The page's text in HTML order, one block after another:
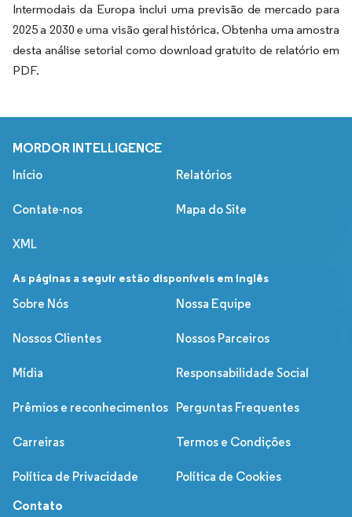
Intermodais da Europa inclui uma previsão de mercado para
2025 a 2030 e uma visão geral histórica. Obtenha uma amostra
desta análise setorial como download gratuito de relatório em
PDF.
MORDOR INTELLIGENCE
Início Relatórios
Contate-nos Mapa do Site
XML
As páginas a seguir estão disponíveis em inglês
Sobre Nós
Nossa Equipe
Nossos Clientes Nossos Parceiros
Mídia Responsabilidade Social
Prêmios e reconhecimentos Perguntas Frequentes
Carreiras Termos e Condições
Política de Privacidade Política de Cookies
Contato